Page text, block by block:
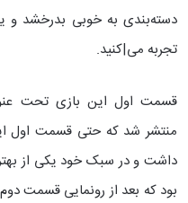
دسته‌بندی به خوبی بدرخشد و
تجربه می|‌کنید.
منتشر شد که حتی قسمت اول
داشت و در سبک خود یکی از
بود که بعد از رونمایی قسمت